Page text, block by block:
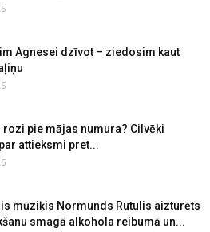
Agnesei dzīvot – ziedosim kaut
rozi pie mājas numura? Cilvēki
attieksmi pret...
mūziķis Normunds Rutulis aizturēts
smagā alkohola reibumā un...